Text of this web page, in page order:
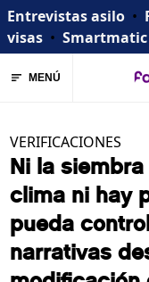
Entrevistas asilo •
visas • Smartmatic
MENÚ
VERIFICACIONES
Ni la
clima ni hay
pueda
narrativas